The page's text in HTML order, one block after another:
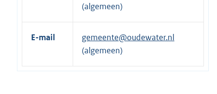
x
t
r
e
(algemeen)
E-mail
gemeente@oudewater.nl
(algemeen)